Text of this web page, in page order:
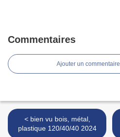
Commentaires
Ajouter un commentaire
< bien vu bois, métal,
plastique 120/40/40 2024